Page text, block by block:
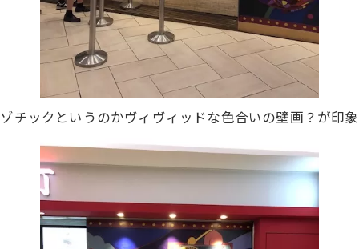
チックというのかヴィヴィッドな色合いの壁画？が印